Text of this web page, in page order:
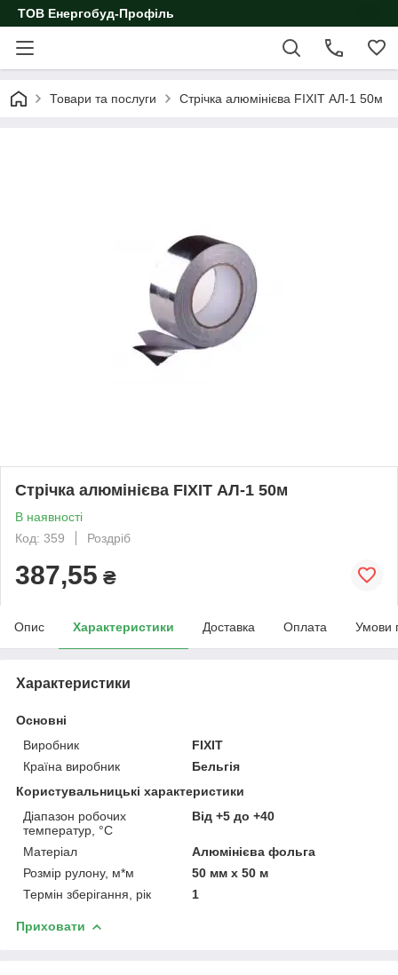
ТОВ Енергобуд-Профіль
Товари та послуги Стрічка алюмінієва FIXIT АЛ-1 50м
Стрічка алюмінієва FIXIT АЛ-1 50м
В наявності
Код: 359
Роздріб
387,55 ₴
Опис Характеристики Доставка Оплата Умови
Характеристики
Основні
Виробник
FIXIT
Країна виробник
Бельгія
Користувальницькі характеристики
Діапазон робочих
температур, °С
Від +5 до +40
Матеріал
Алюмінієва фольга
Розмір рулону, м*м
50 мм х 50 м
Термін зберігання, рік
1
Приховати